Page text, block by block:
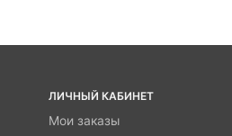
ЛИЧНЫЙ КАБИНЕТ
Мои заказы